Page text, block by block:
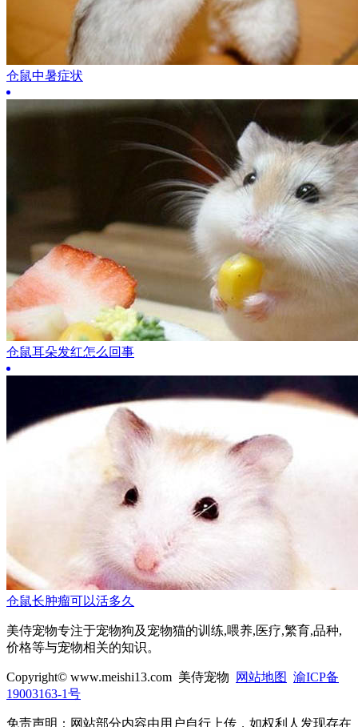
仓鼠中暑症状
仓鼠耳朵发红怎么回事
仓鼠长肿瘤可以活多久
美侍宠物专注于宠物狗及宠物猫的训练,喂养,医疗,繁育,品种,
价格等与宠物相关的知识。
Copyright© www.meishi13.com 美侍宠物 网站地图 渝ICP备
19003163-1号
免责声明：网站部分内容由用户自行上传，如权利人发现存在